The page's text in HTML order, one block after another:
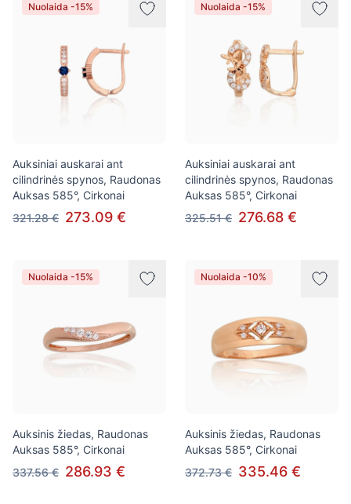
Nuolaida -15%
Auksiniai auskarai ant
cilindrinės spynos, Raudonas
Auksas 585°, Cirkonai
321.28 € 273.09 €
Nuolaida -15%
Auksiniai auskarai ant
cilindrinės spynos, Raudonas
Auksas 585°, Cirkonai
325.51 € 276.68 €
Nuolaida -15%
Auksinis žiedas, Raudonas
Auksas 585°, Cirkonai
337.56 € 286.93 €
Nuolaida -10%
Auksinis žiedas, Raudonas
Auksas 585°, Cirkonai
372.73 € 335.46 €